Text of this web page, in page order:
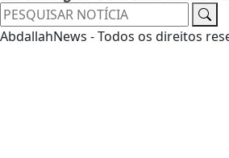
AbdallahNews - Todos os direitos